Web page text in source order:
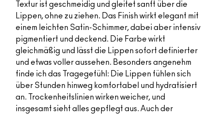
Textur ist geschmeidig und gleitet sanft über die
Lippen, ohne zu ziehen. Das Finish wirkt elegant mit
einem leichten Satin-Schimmer, dabei aber intensiv
pigmentiert und deckend. Die Farbe wirkt
gleichmäßig und lässt die Lippen sofort definierter
und etwas voller aussehen. Besonders angenehm
finde ich das Tragegefühl: Die Lippen fühlen sich
über Stunden hinweg komfortabel und hydratisiert
an. Trockenheitslinien wirken weicher, und
insgesamt sieht alles gepflegt aus. Auch der